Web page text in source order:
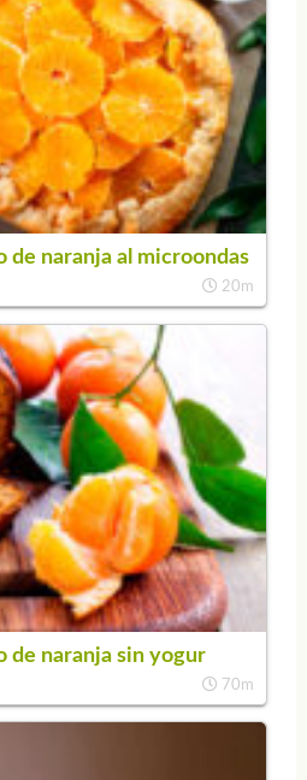
de naranja al microondas
20m
de naranja sin yogur
70m